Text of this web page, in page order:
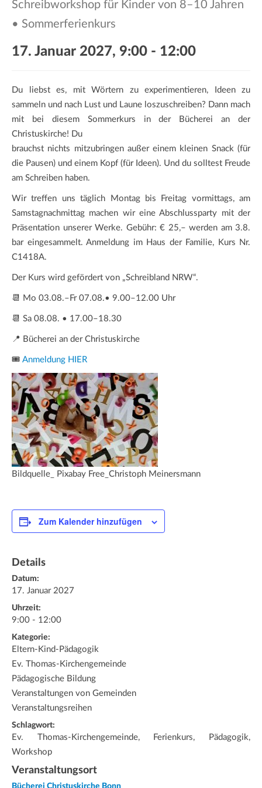
a
Schreibworkshop für Kinder von 8–10 Jahren
• Sommerferienkurs
17. Januar 2027, 9:00 - 12:00
Du liebst es, mit Wörtern zu experimentieren, Ideen zu
sammeln und nach Lust und Laune loszuschreiben? Dann mach
mit bei diesem Sommerkurs in der Bücherei an der
Christuskirche! Du
brauchst nichts mitzubringen außer einem kleinen Snack (für
die Pausen) und einem Kopf (für Ideen). Und du solltest Freude
am Schreiben haben.
Wir treffen uns täglich Montag bis Freitag vormittags, am
Samstagnachmittag machen wir eine Abschlussparty mit der
Präsentation unserer Werke. Gebühr: € 25,– werden am 3.8.
bar eingesammelt. Anmeldung im Haus der Familie, Kurs Nr.
C1418A.
Der Kurs wird gefördert von „Schreibland NRW“.
📆 Mo 03.08.–Fr 07.08.• 9.00–12.00 Uhr
📆 Sa 08.08. • 17.00–18.30
📍 Bücherei an der Christuskirche
🎟️ Anmeldung HIER
Bildquelle_ Pixabay Free_Christoph Meinersmann
Zum Kalender hinzufügen
Details
Datum:
17. Januar 2027
Uhrzeit:
9:00 - 12:00
Kategorie:
Eltern-Kind-Pädagogik
Ev. Thomas-Kirchengemeinde
Pädagogische Bildung
Veranstaltungen von Gemeinden
Veranstaltungsreihen
Schlagwort:
Ev. Thomas-Kirchengemeinde, Ferienkurs, Pädagogik,
Workshop
Veranstaltungsort
Bücherei Christuskirche Bonn